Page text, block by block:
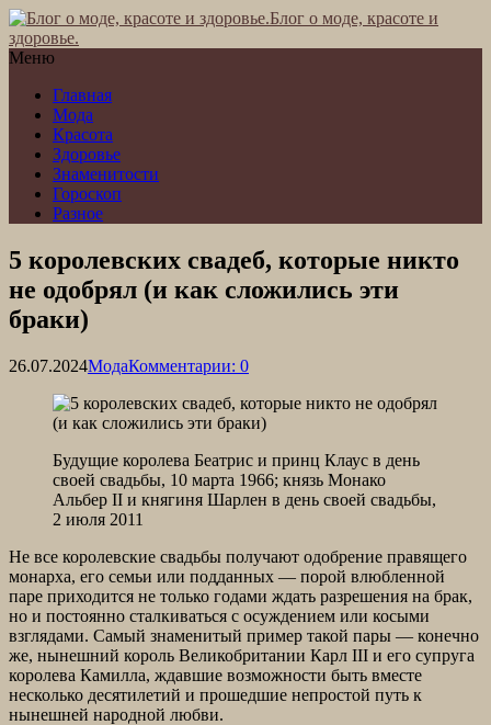
Блог о моде, красоте и
здоровье.
Меню
Главная
Мода
Красота
Здоровье
Знаменитости
Гороскоп
Разное
5 королевских свадеб, которые никто
не одобрял (и как сложились эти
браки)
26.07.2024МодаКомментарии: 0
Будущие королева Беатрис и принц Клаус в день
своей свадьбы, 10 марта 1966; князь Монако
Альбер II и княгиня Шарлен в день своей свадьбы,
2 июля 2011
Не все королевские свадьбы получают одобрение правящего
монарха, его семьи или подданных — порой влюбленной
паре приходится не только годами ждать разрешения на брак,
но и постоянно сталкиваться с осуждением или косыми
взглядами. Самый знаменитый пример такой пары — конечно
же, нынешний король Великобритании Карл III и его супруга
королева Камилла, ждавшие возможности быть вместе
несколько десятилетий и прошедшие непростой путь к
нынешней народной любви.